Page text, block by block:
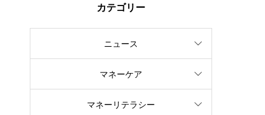
カテゴリー
ニュース
マネーケア
マネーリテラシー